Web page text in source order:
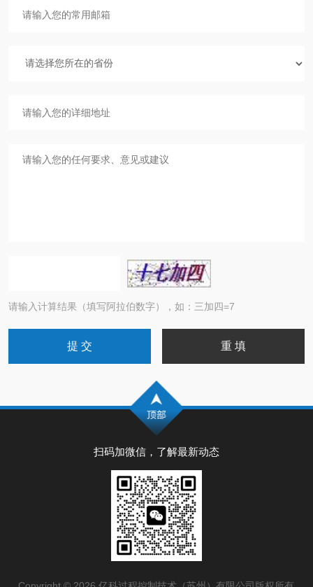
请输入计算结果（填写阿拉伯数字），如：三加四=7
扫码加微信，了解最新动态